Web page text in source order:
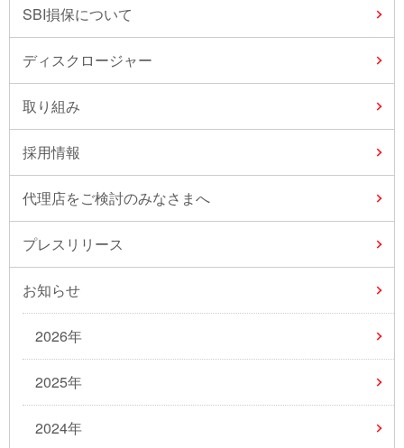
SBI損保について
ディスクロージャー
取り組み
採用情報
代理店をご検討のみなさまへ
プレスリリース
お知らせ
2026年
2025年
2024年